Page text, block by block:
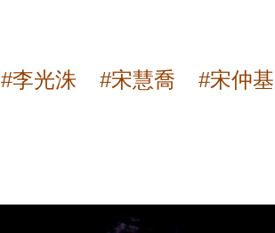
#李光洙 #宋慧喬 #宋仲基